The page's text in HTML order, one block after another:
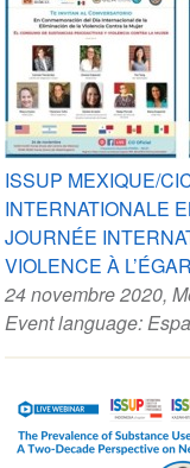
ISSUP MEXIQUE/
INTERNATIONALE
JOURNÉE
VIOLENCE À
24 novembre 2020,
Event language: